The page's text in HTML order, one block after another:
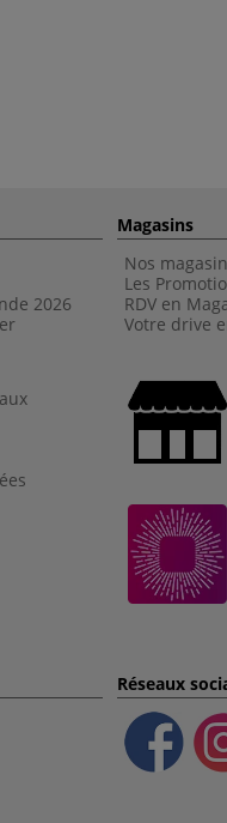
2026
Magasins
Nos
Les
RDV en
Votre drive
Réseaux